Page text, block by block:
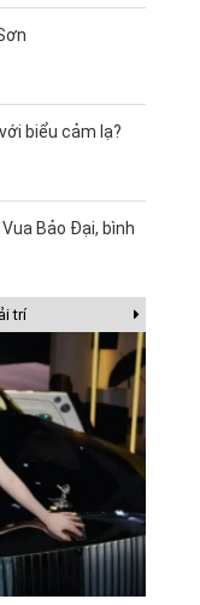
biểu cảm lạ?
Bảo Đại, bình
trí